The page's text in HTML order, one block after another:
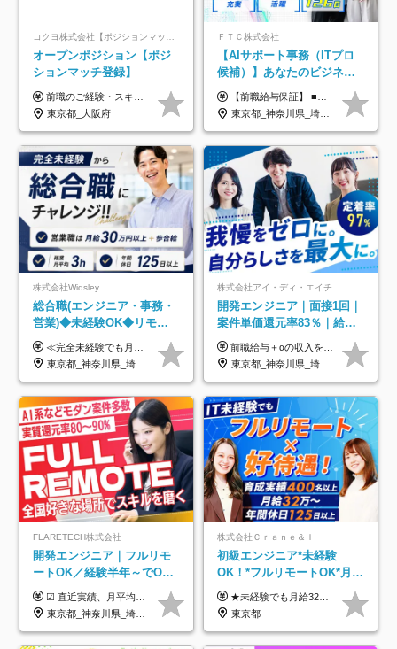
コクヨ株式会社【ポジションマッチ登録】
オープンポジション【ポジ
ションマッチ登録】
前職のご経験・スキル等を考慮して決定します。
東京都_大阪府
ＦＴＣ株式会社
【AIサポート事務（ITプロ
候補）】あなたのビジネス
経験をAI業界で活かす◆IT
未経験OK◆目指せるコンサ
ル
【前職給与保証】 ■未経験者： 月給30万円～35万円 ■ローキャリア（経験目安1年程度）： 月給35万円～40万円 ■経験者（経験目安3年以上）： 月給40万円～60万円 ■即戦力（経験目安5年以上）： 月給45万円～80万円 ※上記金額には固定残業代30時間分 【未経験者5万5000円～7万3000円、 ローキャリア6万4000円～7万3000円、 経験者5万8000円～10万9000円、 即戦力8万2000円～14万5000円】を含みます。 ※30時間を超える場合は追加で全額支給します。 ※経験・能力・前職給与などを総合的に評価したうえでご納得いただけるよう個別決定。 未経験者の場合、前職給与とポテンシャルを査定のうえ決定いたします。 ※日本国内でのIT業界経験、または同等の実務経験と能力に応じて決定します。 ※前職給与は日本円かつ、日本国内での実績に基づき評価します。 【納得の評価システム】 ★クォーター毎に査定する評価制度導入！ 明確な評価基準で翌年度年収を上げましょう！ ★評価対象期間に在籍中のほとんどの社員が昇給し 年収アップを実現しています！ ★様々なインセンティブ制度を用意し多角的に正当評価しています！ ※試用期間6カ月（期間中の待遇等に差異なし）
東京都_神奈川県_埼玉県_千葉県
株式会社Widsley
総合職(エンジニア・事務・
営業)◆未経験OK◆リモー
トあり◆残業月3h◆服装髪
型自由
≪完全未経験でも月給40万円以上も可能です！≫ -------------- 【1】ITエンジニア 月給26万円～50万円＋プロジェクト手当＋資格手当 【2】IT事務、営業事務 月給26万円～50万円＋プロジェクト手当＋資格手当 ≪【1】【2】共通≫ ★上記給与には固定残業代20時間分(月3万719円～)を含みます。残業が超過した場合は、追加支給します(残業は月平均3時間とほぼ発生しません。残業がなくても、固定残業代は支給されます) ★試用期間6ヵ月あり（期間中は月給23万1000円～。固定残業代20時間分3万719円～を含む／超過分は別途支給） -------------- 【3】SES営業、SaaS営業 月給30万円以上＋インセンティブ＋各種手当 ★上記給与には固定残業代45時間分(月7万6967円～)を含みます。残業が超過した場合は、追加支給します(残業は月平均3時間とほぼ発生しません。残業がなくても、固定残業代は支給されます) ★試用期間6ヵ月あり(期間中も給与や福利厚生は同じです)
東京都_神奈川県_埼玉県_千葉県_大阪府_愛知県_北海道_青森県_岩手県_宮城県_秋田県_山形県_福島県_茨城県_栃木県_群馬県_新潟県_山梨県_長野県_富山県_石川県_福井県_静岡県_岐阜県_三重県_兵庫県_京都府_滋賀県_奈良県_和歌山県_広島県_岡山県_鳥取県_島根県_山口県_徳島県_香川県_愛媛県_高知県_福岡県_熊本県_佐賀県_長崎県_大分県_宮崎県_鹿児島県_沖縄県
株式会社アイ・ディ・エイチ
開発エンジニア｜面接1回｜
案件単価還元率83％｜給与
UP保証｜年休140日｜在宅
利用率9割｜独立支援・副業
制度
前職給与＋αの収入を保証 月給42万円～120万円＋各種手当＋賞与 給与基準が明確かつ高還元です。 一人ひとりが安定した環境のもと、長く活躍できる職場を目指しています。 ※平均年収650万円 ・還元率83％ ・各種手当について 職能手当／職務手当／資格手当／営業手当 など ※前職での経験・能力、給与などを考慮の上、当社規定により優遇いたします ※試用期間あり（3ヶ月／期間中の条件に変動はありません） ※上記金額には固定残業代（78,948円～225,564円/月30時間分）を含みます 超過分は別途全額支給いたします ・年収UPを保証 過去には転職時に〈年収200万円UP〉したエンジニアも在籍しています。入社時だけでなく、入社後も安心の給与水準で働ける環境です。キャリアや技術力が正当に評価されていないと感じていたら、一度面接でお話ししましょう！ 当社では管理職の人数は最低限にし、無駄な管理をしません。その費用削減分を社員の給与に還元しています！
東京都_神奈川県_埼玉県_千葉県_大阪府_愛知県_北海道_青森県_岩手県_宮城県_秋田県_山形県_福島県_茨城県_栃木県_群馬県_新潟県_山梨県_長野県_富山県_石川県_福井県_静岡県_岐阜県_三重県_兵庫県_京都府_滋賀県_奈良県_和歌山県_広島県_岡山県_鳥取県_島根県_山口県_徳島県_香川県_愛媛県_高知県_福岡県_熊本県_佐賀県_長崎県_大分県_宮崎県_鹿児島県_沖縄県
FLARETECH株式会社
開発エンジニア｜フルリモ
ートOK／経験半年～でOK
／実質還元率80～90%／前
給保証／AI系など最先端案
件多数
☑︎ 直近実績、月平均17,000円の昇給 ☑︎ 前職給与100%保証 ☑︎ 実質還元率80～90% ☑︎ 待機時も給与は満額支給 月給35万円～70万円＋交通費など各種手当 ※想定年収：4,200,000円～10,560,000円 ※経験・能力等を考慮の上で決定します。 ※上記金額には、みなし残業手当（50時間分・104,000円～212,000円）を含みます。超過分は別途追加支給します。 ┗残業時間は月平均10時間、多い時でも20時間程度と安定しております ★単価連動型の給与体系ではないため、万が一待機になってもその間の給与は満額支給しています。 ＜1年間の昇給事例をご紹介！＞ ・20代/フロントエンドエンジニア：月給274,000円→月給362,000円（＋88,000円/月） ・20代/iOSエンジニア：月給237,000円→月給287,000円（＋50,000円/月） ・20代/Androidエンジニア：月給316,000円→月給374,000円（＋58,000円/月） ・30代/Javaエンジニア（上流）：月給340,000円→月給418,000円（＋78,000円/月） ・30代/PMO：月給340,000円→月給418,000円（＋78,000円/月）
東京都_神奈川県_埼玉県_千葉県_大阪府_愛知県_北海道_青森県_岩手県_宮城県_秋田県_山形県_福島県_茨城県_栃木県_群馬県_新潟県_山梨県_長野県_富山県_石川県_福井県_静岡県_岐阜県_三重県_兵庫県_京都府_滋賀県_奈良県_和歌山県_広島県_岡山県_鳥取県_島根県_山口県_徳島県_香川県_愛媛県_高知県_福岡県_熊本県_佐賀県_長崎県_大分県_宮崎県_鹿児島県_沖縄県
株式会社Ｃｒａｎｅ＆Ｉ
初級エンジニア*未経験
OK！*フルリモートOK*月給
32万～*残業月9.8h*1ヶ月の
研修*資格取得率100％
★未経験でも月給32万円スタート★ 月収32万円～35万円＋各種手当（資格手当だけで毎月15万の上乗せ実績あり！） ★資格手当豊富！1資格につき最大3万円支給 ★功績手当の導入で、毎月のお給与に上乗せで最大10万円支給している社員も！ ★1回の昇級で年収数十万UPも可 ★ゆくゆくは年収1000万以上も目指せる 年俸384万円～1,162万8,000円（12分割） ※経験・スキルを考慮の上決定します ※上記金額には固定残業代（月30h分・60,800円～66,500円）を含みます ※超過分は別途全額支給します ※試用期間2ヶ月間あり（その他待遇に差異はありません）
東京都